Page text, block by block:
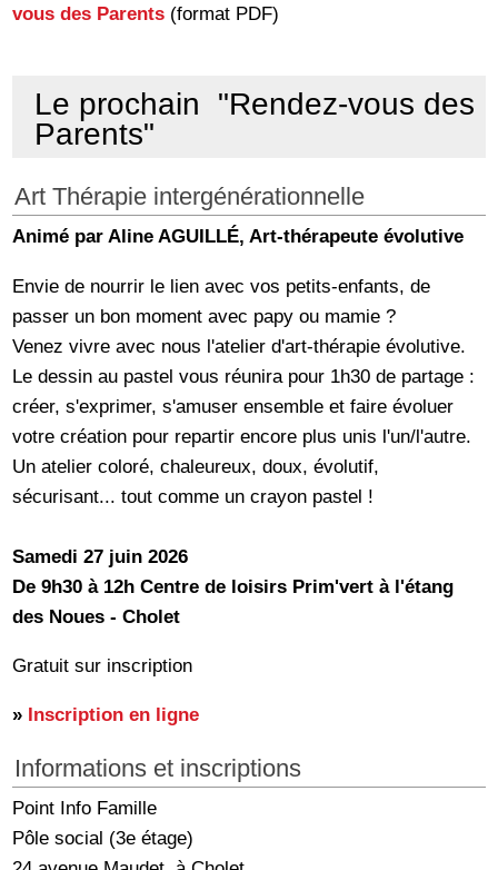
vous des Parents (format PDF)
Le prochain "Rendez-vous des
Parents"
Art Thérapie intergénérationnelle
Animé par Aline AGUILLÉ, Art-thérapeute évolutive
Envie de nourrir le lien avec vos petits-enfants, de
passer un bon moment avec papy ou mamie ?
Venez vivre avec nous l'atelier d'art-thérapie évolutive.
Le dessin au pastel vous réunira pour 1h30 de partage :
créer, s'exprimer, s'amuser ensemble et faire évoluer
votre création pour repartir encore plus unis l'un/l'autre.
Un atelier coloré, chaleureux, doux, évolutif,
sécurisant... tout comme un crayon pastel !
Samedi 27 juin 2026
De 9h30 à 12h Centre de loisirs Prim'vert à l'étang
des Noues - Cholet
Gratuit sur inscription
» Inscription en ligne
Informations et inscriptions
Point Info Famille
Pôle social (3e étage)